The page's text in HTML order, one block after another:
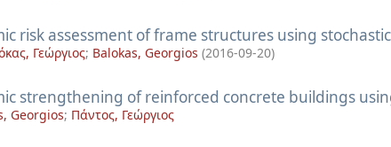
risk assessment of frame structures using
Γεώργιος; Balokas, Georgios (2016-09-20)
strengthening of reinforced concrete buildings
Georgios; Πάντος, Γεώργιος